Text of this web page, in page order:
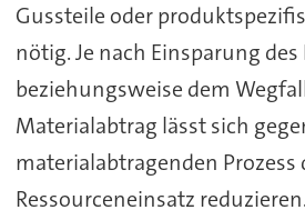
Gussteile oder
nötig. Je nach Einsparung
beziehungsweise dem
Materialabtrag lässt sich
materialabtragenden Prozess
Ressourceneinsatz